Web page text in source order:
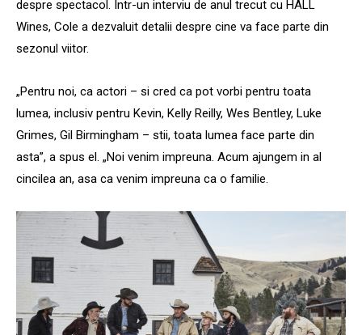
despre spectacol. Intr-un interviu de anul trecut cu HALL
Wines, Cole a dezvaluit detalii despre cine va face parte din
sezonul viitor.
„Pentru noi, ca actori – si cred ca pot vorbi pentru toata
lumea, inclusiv pentru Kevin, Kelly Reilly, Wes Bentley, Luke
Grimes, Gil Birmingham – stii, toata lumea face parte din
asta”, a spus el. „Noi venim impreuna. Acum ajungem in al
cincilea an, asa ca venim impreuna ca o familie.